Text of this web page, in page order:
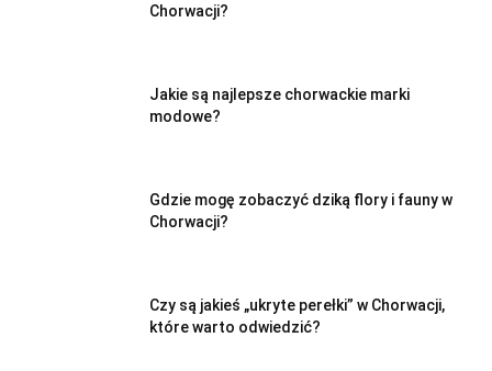
Chorwacji?
Jakie są najlepsze chorwackie marki
modowe?
Gdzie mogę zobaczyć dziką flory i fauny w
Chorwacji?
Czy są jakieś „ukryte perełki” w Chorwacji,
które warto odwiedzić?